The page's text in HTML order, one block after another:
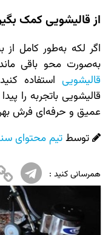
از قالیشویی کمک
اگر لکه به‌طور کامل
به‌صورت محو باقی
قالیشوییاستفاده
قالیشویی باتجربه را
عمیق و حرفه‌ای فرش
توسطتیم محتوای
همرسانی کنید :